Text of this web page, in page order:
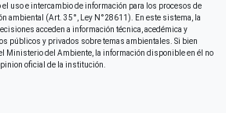
uso e intercambio de información para los procesos de
ambiental (Art. 35°, Ley N°28611). En este sistema, la
acceden a información técnica, acedémica y
públicos y privados sobre temas ambientales. Si bien
Ministerio del Ambiente, la información disponible en él no
oficial de la institución.